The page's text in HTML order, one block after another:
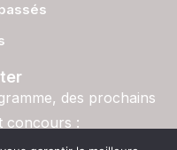
des prochains
concours :